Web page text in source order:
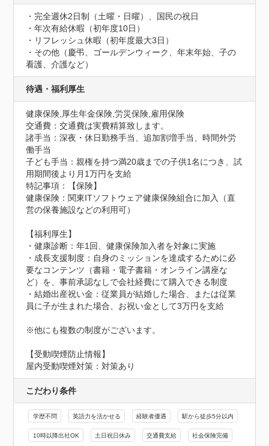
・完全週休2日制（土曜・日曜）、国民の祝日
・年次有給休暇（初年度10日）
・リフレッシュ休暇（初年度最大3日）
・その他（慶弔、ゴールデンウィーク、年末年始、子の
看護、介護など）
待遇・福利厚生
健康保険,厚生年金保険,労災保険,雇用保険
交通費：交通費は実費精算致します。
諸手当：深夜・休日勤務手当、追加割増手当、時間外労
働手当
子ども手当：親権を持つ満20歳までの子供1名につき、試
用期間後より月1万円を支給
特記事項：【保険】
健康保険：関東ITソフトウェア健康保険組合に加入（直
営の保養施設などの利用可）
【福利厚生】
・健康診断：年1回、健康保険加入者を対象に実施
・成長支援制度：自身のミッションを達成するために必
要なコンテンツ（書籍・電子書籍・オンライン講座な
ど）を、事前承認なしで会社経費にて購入できる制度
・結婚出産祝い金：従業員が結婚した場合、または従業
員に子が生まれた場合、お祝い金として3万円を支給
※他にも複数の制度がございます。
【受動喫煙防止情報】
屋内受動喫煙対策：対策あり
こだわり条件
学歴不問 英語力を活かせる 経験者優遇 駅から徒歩5分以内
10時以降出社OK 土日祝日休み 交通費支給 社会保険完備